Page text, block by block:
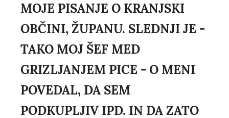
MOJE PISANJE O KRANJSKI
OBČINI, ŽUPANU. SLEDNJI JE -
TAKO MOJ ŠEF MED
GRIZLJANJEM PICE - O MENI
POVEDAL, DA SEM
PODKUPLJIV IPD. IN DA ZATO